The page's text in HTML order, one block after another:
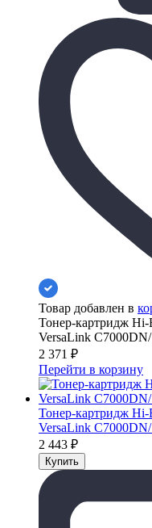
Товар добавлен в
Тонер-картридж
VersaLink
2 371 ₽
Перейти в корзину
Тонер-картридж
VersaLink
2 443 ₽